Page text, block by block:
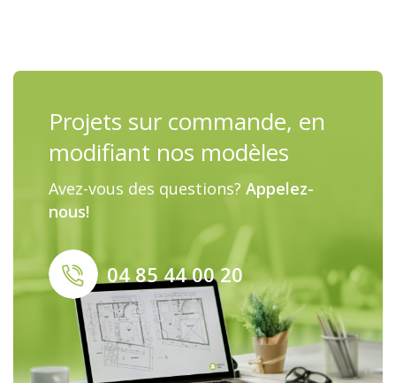
Projets sur commande, en
modifiant nos modèles
Avez-vous des questions? Appelez-
nous!
04 85 44 00 20